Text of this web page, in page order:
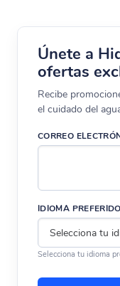
Únete a
ofertas
Recibe
el cuidado del
CORREO
IDIOMA
Selecciona tu idioma